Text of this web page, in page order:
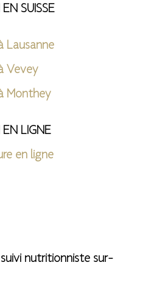
SUISSE
Lausanne
Vevey
Monthey
EN LIGNE
en ligne
suivi nutritionniste sur-